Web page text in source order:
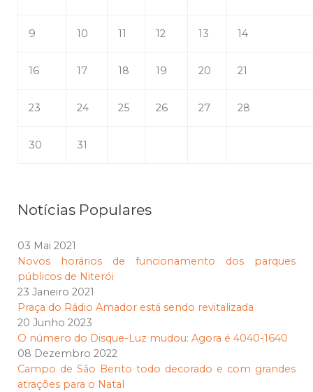
9 10 11 12 13 14
16 17 18 19 20 21
23 24 25 26 27 28
30 31
Notícias Populares
03 Mai 2021
Novos horários de funcionamento dos parques
públicos de Niterói
23 Janeiro 2021
Praça do Rádio Amador está sendo revitalizada
20 Junho 2023
O número do Disque-Luz mudou: Agora é 4040-1640
08 Dezembro 2022
Campo de São Bento todo decorado e com grandes
atrações para o Natal